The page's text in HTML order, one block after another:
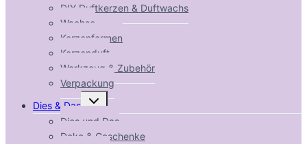
DIY Duftkerzen & Duftwachs
Wachse
Kerzenformen
Kerzenduft
Werkzeug & Zubehör
Verpackung
Dies & Das
Untermenü
umschalten
Dies und Das
Deko & Geschenke